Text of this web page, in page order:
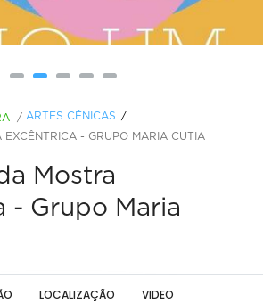
/ ARTES CÊNICAS
EXCÊNTRICA - GRUPO MARIA CUTIA
Mostra
- Grupo Maria
LOCALIZAÇÃO VIDEO